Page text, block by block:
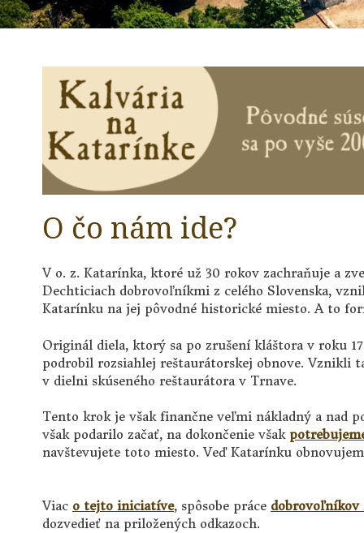
O čo nám ide?
V o. z. Katarínka, ktoré už 30 rokov zachraňuje a
Dechticiach dobrovoľníkmi z celého Slovenska,
Katarínku na jej pôvodné historické miesto. A to
Originál diela, ktorý sa po zrušení kláštora v roku
podrobil rozsiahlej reštaurátorskej obnove. Vznikli
v dielni skúseného reštaurátora v Trnave.
Tento krok je však finančne veľmi nákladný a nad
však podarilo začať, na dokončenie však
navštevujete toto miesto. Veď Katarínku
Viac o tejto iniciatíve, spôsobe práce dobrovoľníkov
dozvedieť na priložených odkazoch.